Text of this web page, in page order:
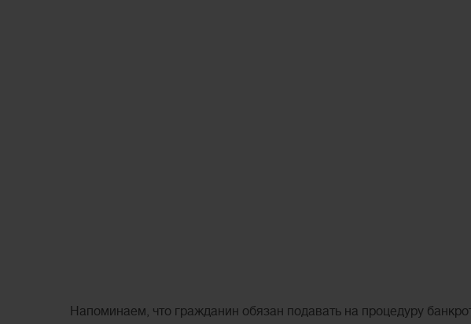
Напоминаем, что гражданин обязан подавать на процедуру